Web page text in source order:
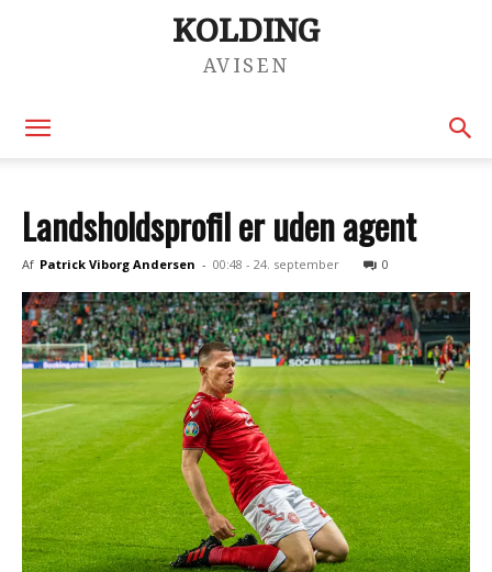
KOLDING
AVISEN
Landsholdsprofil er uden agent
Af Patrick Viborg Andersen - 00:48 - 24. september 0